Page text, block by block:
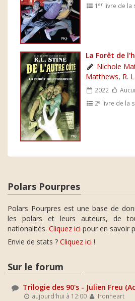
1er livre de la
La Forêt de
Nichole
Matthews, R.
2022
2e livre de la
Polars Pourpres
Polars Pourpres est une base de
les polars et leurs auteurs, de
nationalités. Cliquez ici pour en savoir
Envie de stats ? Cliquez ici !
Sur le forum
Trilogie des 90's - Julien Freu
aujourd'hui à 12:00 Ironheart